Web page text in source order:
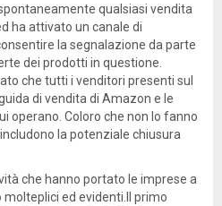
qualsiasi vendita
ha attivato un canale di
la segnalazione da parte
dei prodotti in questione.
che tutti i venditori presenti sul
di vendita di Amazon e le
operano. Coloro che non lo fanno
la potenziale chiusura
che hanno portato le imprese a
ed evidenti.Il primo